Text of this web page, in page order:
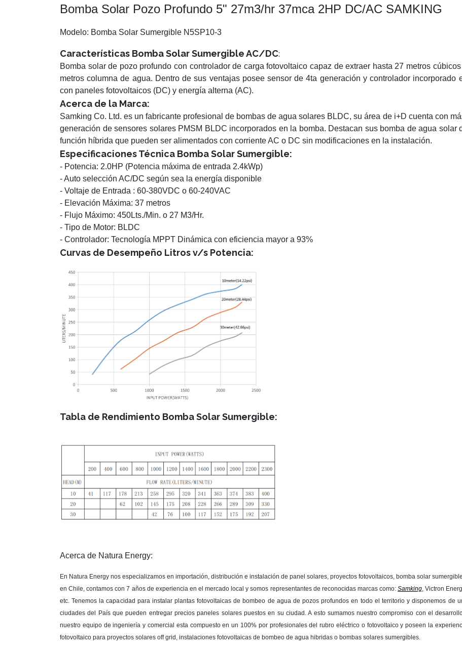
Bomba Solar Pozo Profundo 5" 27m3/hr 37mca 2HP DC/AC SAMKING
Modelo: Bomba Solar Sumergible N5SP10-3
Características Bomba Solar Sumergible AC/DC:
Bomba solar de pozo profundo con controlador de carga fotovoltaico capaz de extraer hasta 27 metros
metros columna de agua. Dentro de sus ventajas posee sensor de 4ta generación y controlador incorporado
con paneles fotovoltaicos (DC) y energía alterna (AC).
Acerca de la Marca:
Samking Co. Ltd. es un fabricante profesional de bombas de agua solares BLDC, su área de i+D cuenta con
generación de sensores solares PMSM BLDC incorporados en la bomba. Destacan sus bomba de agua solar
función híbrida que pueden ser alimentados con corriente AC o DC sin modificaciones en la instalación.
Especificaciones Técnica Bomba Solar Sumergible:
- Potencia: 2.0HP (Potencia máxima de entrada 2.4kWp)
- Auto selección AC/DC según sea la energía disponible
- Voltaje de Entrada : 60-380VDC o 60-240VAC
- Elevación Máxima: 37 metros
- Flujo Máximo: 450Lts./Min. o 27 M3/Hr.
- Tipo de Motor: BLDC
- Controlador: Tecnología MPPT Dinámica con eficiencia mayor a 93%
Curvas de Desempeño Litros v/s Potencia:
Tabla de Rendimiento Bomba Solar Sumergible:
Acerca de Natura Energy:
En Natura Energy nos especializamos en importación, distribución e instalación de panel solares, proyectos fotovoltaicos, bomba solar
en Chile, contamos con 7 años de experiencia en el mercado local y somos representantes de reconocidas marcas como:Samking , Victron
etc. Tenemos la capacidad para instalar plantas fotovoltaicas de bombeo de agua de pozos profundos en todo el territorio y disponemos de
ciudades del País que pueden entregar precios paneles solares puestos en su ciudad. A esto sumamos nuestro compromiso con el
nuestro equipo de ingeniería y comercial esta compuesto en un 100% por profesionales del rubro eléctrico o fotovoltaico y poseen la
fotovoltaico para proyectos solares off grid, instalaciones fotovoltaicas de bombeo de agua hibridas o bombas solares sumergibles.